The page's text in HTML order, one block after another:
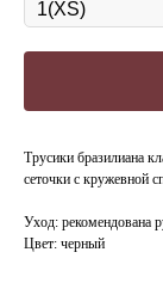
Трусики бразилиана
сеточки с кружевной
Уход: рекомендована
Цвет: черный